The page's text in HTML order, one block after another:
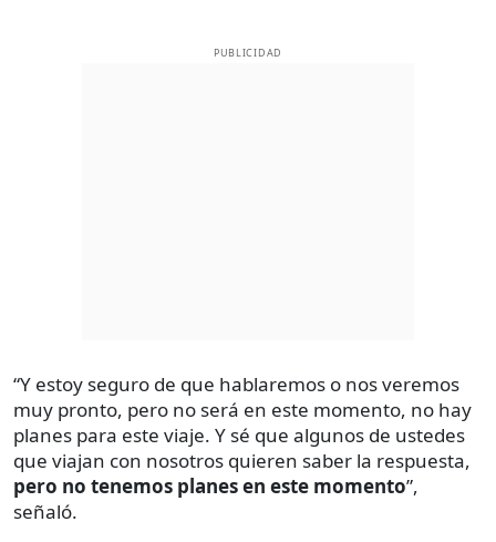
PUBLICIDAD
“Y estoy seguro de que hablaremos o nos veremos
muy pronto, pero no será en este momento, no hay
planes para este viaje. Y sé que algunos de ustedes
que viajan con nosotros quieren saber la respuesta,
pero no tenemos planes en este momento”,
señaló.